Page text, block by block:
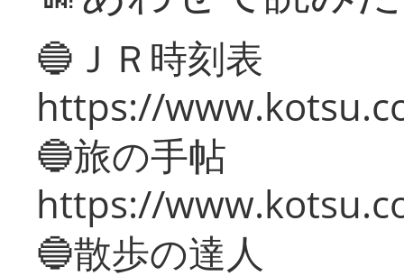
🔵ＪＲ時刻表
https://
🔵旅の手帖
https://
🔵散歩の達人